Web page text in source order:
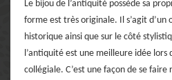
Le bijou de l’antiquité possède sa
forme est très originale. Il s’agit d’un
historique ainsi que sur le côté
l’antiquité est une meilleure idée
collégiale. C’est une façon de se